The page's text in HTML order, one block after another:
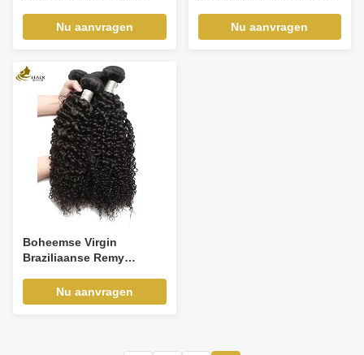
Bourgogne bruin
Nu aanvragen
Nu aanvragen
Boheemse Virgin
Braziliaanse Remy
Dubbele Weft
Nu aanvragen